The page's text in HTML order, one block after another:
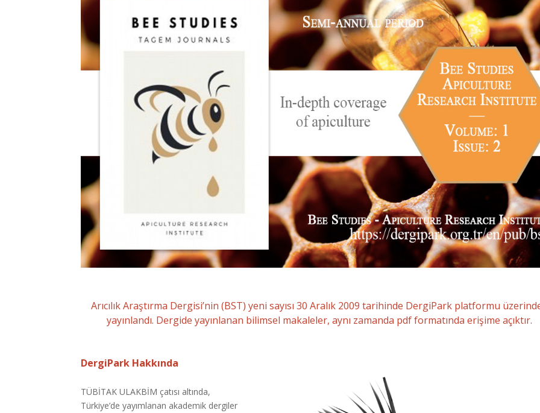
Arıcılık Araştırma Dergisi’nin (BST) yeni sayısı 30 Aralık 2009 tarihinde DergiPark platformu
yayınlandı. Dergide yayınlanan bilimsel makaleler, aynı zamanda pdf formatında erişime açıktır.
DergiPark Hakkında
TÜBİTAK ULAKBİM çatısı altında,
Türkiye’de yayımlanan akademik dergiler